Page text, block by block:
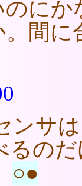
にか
間に
サ
るの
○●